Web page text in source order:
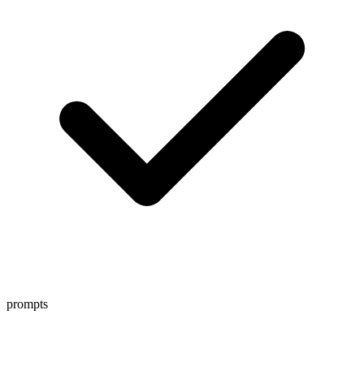
prompts